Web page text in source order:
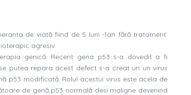
de viată fiind de 5 luni -1an fără tratament.
agresiv.
genică. Recent gena p53 s-a dovedit a fi
putea repara acest defect s-a creat un un virus
p53 modificată. Rolul acestui virus este acela de
de genă p53 normală desi maligne devenind